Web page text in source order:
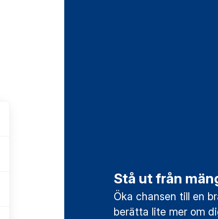
Stå ut från
Öka chansen till en
berätta lite mer om